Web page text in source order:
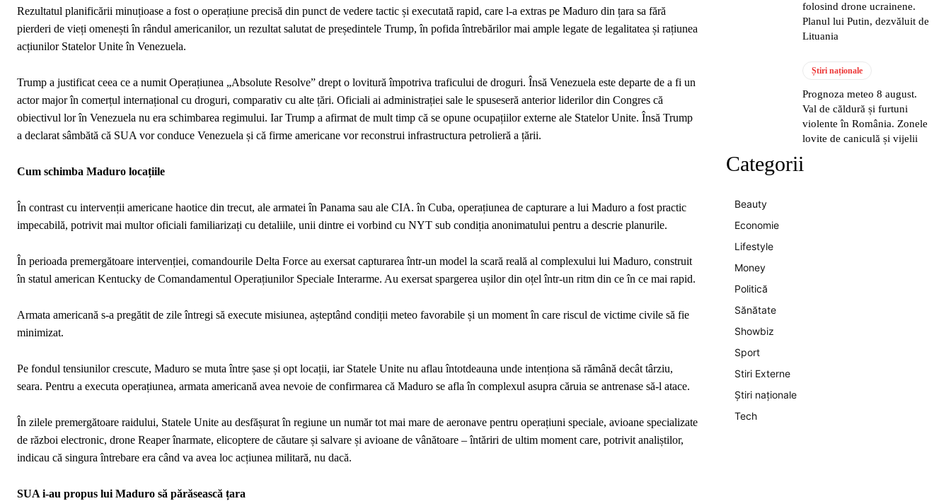
Rezultatul planificării minuțioase a fost o operațiune precisă din punct de vedere tactic și executată rapid, care l-a extras pe Maduro din țara sa fără
pierderi de vieți omenești în rândul americanilor, un rezultat salutat de președintele Trump, în pofida întrebărilor mai ample legate de legalitatea și rațiunea
acțiunilor Statelor Unite în Venezuela.
Trump a justificat ceea ce a numit Operațiunea „Absolute Resolve” drept o lovitură împotriva traficului de droguri. Însă Venezuela este departe de a fi un
actor major în comerțul internațional cu droguri, comparativ cu alte țări. Oficiali ai administrației sale le spuseseră anterior liderilor din Congres că
obiectivul lor în Venezuela nu era schimbarea regimului. Iar Trump a afirmat de mult timp că se opune ocupațiilor externe ale Statelor Unite. Însă Trump
a declarat sâmbătă că SUA vor conduce Venezuela și că firme americane vor reconstrui infrastructura petrolieră a țării.
Cum schimba Maduro locațiile
În contrast cu intervenții americane haotice din trecut, ale armatei în Panama sau ale CIA. în Cuba, operațiunea de capturare a lui Maduro a fost practic
impecabilă, potrivit mai multor oficiali familiarizați cu detaliile, unii dintre ei vorbind cu NYT sub condiția anonimatului pentru a descrie planurile.
În perioada premergătoare intervenției, comandourile Delta Force au exersat capturarea într-un model la scară reală al complexului lui Maduro, construit
în statul american Kentucky de Comandamentul Operațiunilor Speciale Interarme. Au exersat spargerea ușilor din oțel într-un ritm din ce în ce mai rapid.
Armata americană s-a pregătit de zile întregi să execute misiunea, așteptând condiții meteo favorabile și un moment în care riscul de victime civile să fie
minimizat.
Pe fondul tensiunilor crescute, Maduro se muta între șase și opt locații, iar Statele Unite nu aflau întotdeauna unde intenționa să rămână decât târziu,
seara. Pentru a executa operațiunea, armata americană avea nevoie de confirmarea că Maduro se afla în complexul asupra căruia se antrenase să-l atace.
În zilele premergătoare raidului, Statele Unite au desfășurat în regiune un număr tot mai mare de aeronave pentru operațiuni speciale, avioane specializate
de război electronic, drone Reaper înarmate, elicoptere de căutare și salvare și avioane de vânătoare – întăriri de ultim moment care, potrivit analiștilor,
indicau că singura întrebare era când va avea loc acțiunea militară, nu dacă.
SUA i-au propus lui Maduro să părăsească țara
folosind drone ucrainene.
Planul lui Putin, dezvăluit de
Lituania
Știri naționale
Prognoza meteo 8 august.
Val de căldură și furtuni
violente în România. Zonele
lovite de caniculă și vijelii
Categorii
Beauty
Economie
Lifestyle
Money
Politică
Sănătate
Showbiz
Sport
Stiri Externe
Știri naționale
Tech